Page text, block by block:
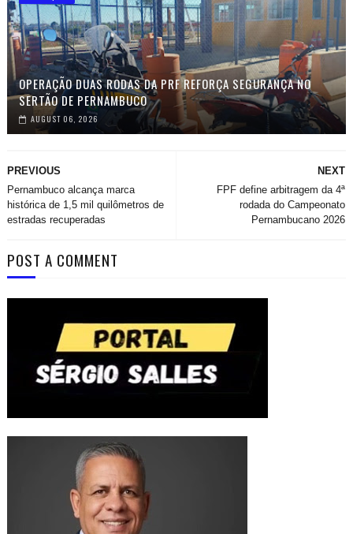
OPERAÇÃO DUAS RODAS DA PRF REFORÇA SEGURANÇA NO
SERTÃO DE PERNAMBUCO
AUGUST 06, 2026
NEXT
FPF define arbitragem da 4ª
rodada do Campeonato
Pernambucano 2026
PREVIOUS
Pernambuco alcança marca
histórica de 1,5 mil quilômetros de
estradas recuperadas
POST A COMMENT